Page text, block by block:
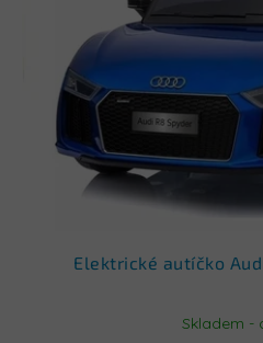
Elektrické autíčko
Skladem -